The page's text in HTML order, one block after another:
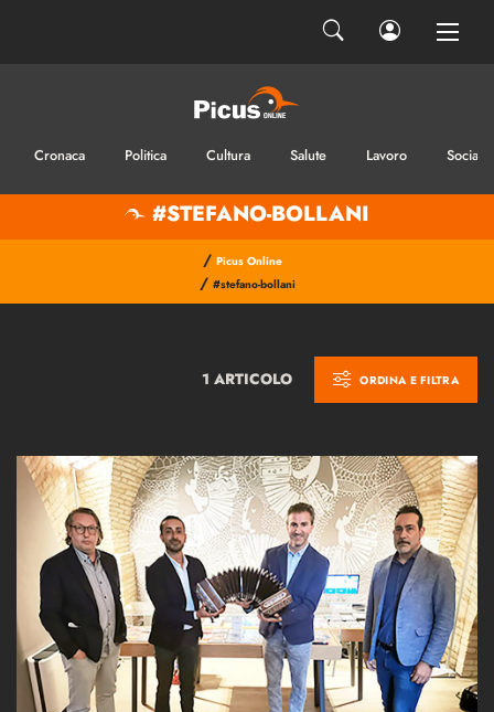
Cronaca Politica Cultura Salute Lavoro Sociale
#STEFANO-BOLLANI
/ Picus Online
/ #stefano-bollani
1 ARTICOLO ORDINA E FILTRA